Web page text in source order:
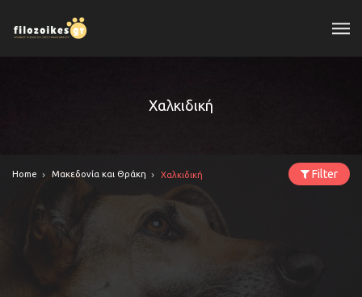
Χαλκιδική
Home Μακεδονία και Θράκη Χαλκιδική Filter